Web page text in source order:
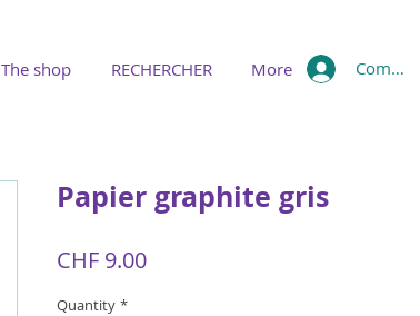
The shop RECHERCHER More Compte
Papier graphite gris
CHF 9.00Price
Quantity *